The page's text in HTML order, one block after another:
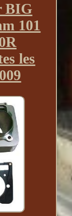
BIG
101
les